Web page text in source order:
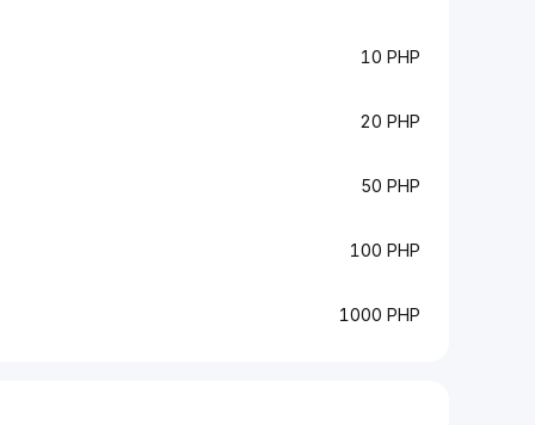
10 PHP
20 PHP
50 PHP
100 PHP
1000 PHP